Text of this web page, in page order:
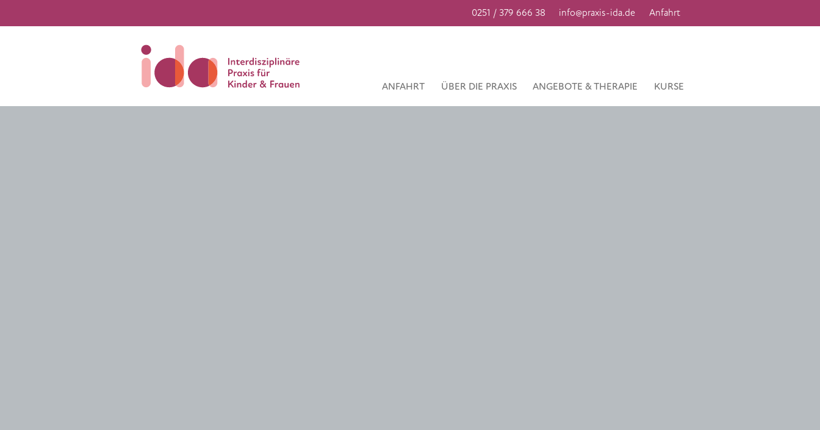
0251 / 379 666 38 info@praxis-ida.de Anfahrt
ANFAHRT ÜBER DIE PRAXIS ANGEBOTE & THERAPIE KURSE